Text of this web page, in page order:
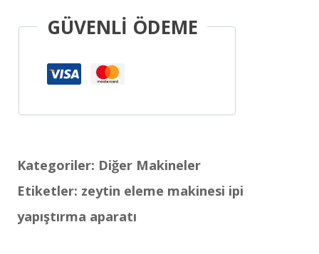
GÜVENLİ ÖDEME
Kategoriler: Diğer Makineler
Etiketler: zeytin eleme makinesi ipi
yapıştırma aparatı